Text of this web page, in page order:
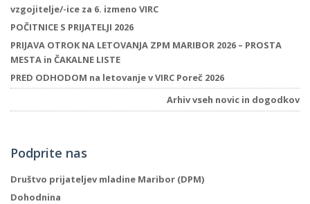
vzgojitelje/-ice za 6. izmeno VIRC
POČITNICE S PRIJATELJI 2026
PRIJAVA OTROK NA LETOVANJA ZPM MARIBOR 2026 – PROSTA
MESTA in ČAKALNE LISTE
PRED ODHODOM na letovanje v VIRC Poreč 2026
Arhiv vseh novic in dogodkov
Podprite nas
Društvo prijateljev mladine Maribor (DPM)
Dohodnina